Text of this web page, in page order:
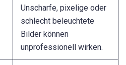
Unscharfe, pixelige oder
schlecht beleuchtete
Bilder können
unprofessionell wirken.